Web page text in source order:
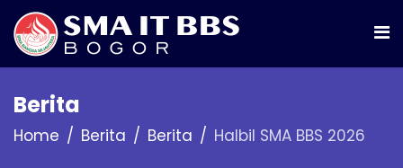
Berita
Home Berita Berita Halbil SMA BBS 2026